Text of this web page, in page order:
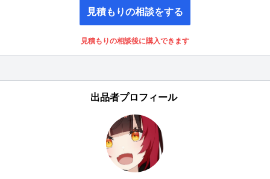
見積もりの相談をする
見積もりの相談後に購入できます
出品者プロフィール